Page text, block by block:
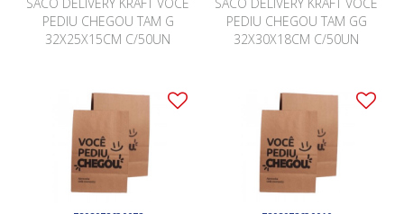
SACO DELIVERY KRAFT VOCE
PEDIU CHEGOU TAM G
32X25X15CM C/50UN
SACO DELIVERY KRAFT VOCE
PEDIU CHEGOU TAM GG
32X30X18CM C/50UN